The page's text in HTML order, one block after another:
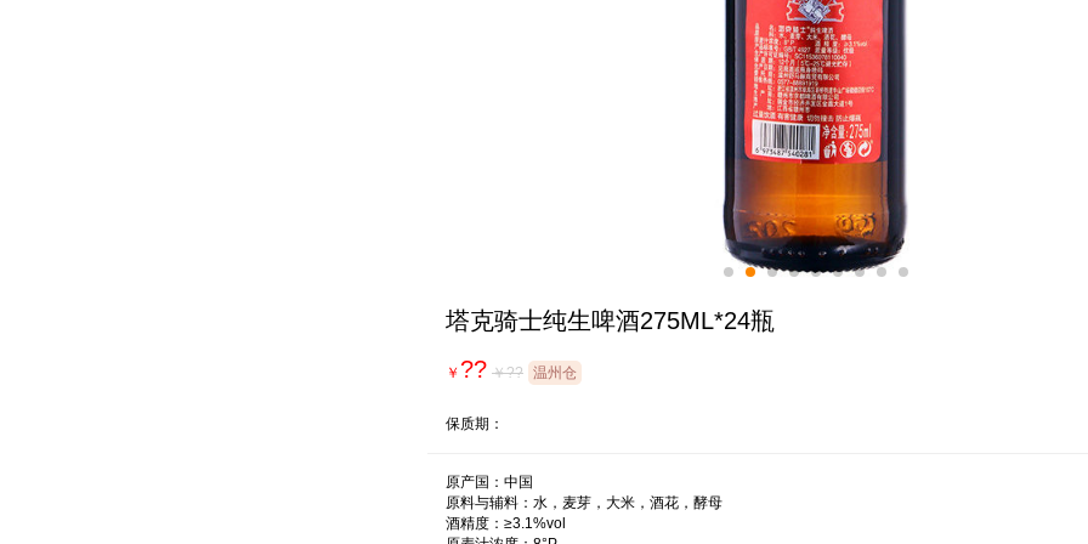
塔克骑士纯生啤酒275ML*24瓶
￥ ?? ￥?? 温州仓
保质期：
原产国：中国
原料与辅料：水，麦芽，大米，酒花，酵母
酒精度：≥3.1%vol